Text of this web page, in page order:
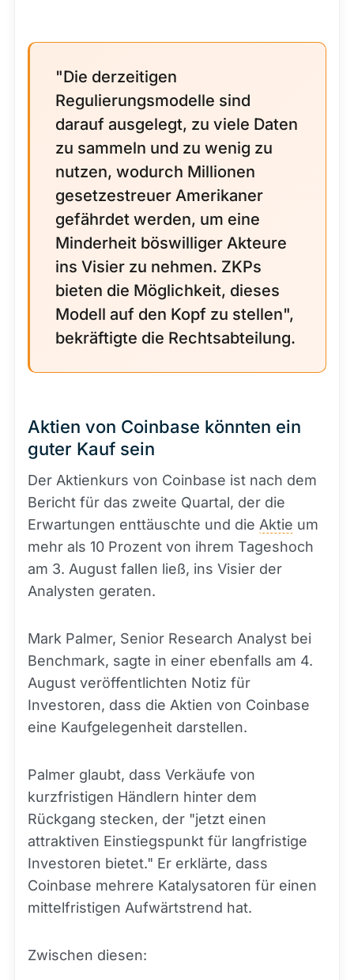
"Die derzeitigen
Regulierungsmodelle sind
darauf ausgelegt, zu viele Daten
zu sammeln und zu wenig zu
nutzen, wodurch Millionen
gesetzestreuer Amerikaner
gefährdet werden, um eine
Minderheit böswilliger Akteure
ins Visier zu nehmen. ZKPs
bieten die Möglichkeit, dieses
Modell auf den Kopf zu stellen",
bekräftigte die Rechtsabteilung.
Aktien von Coinbase könnten ein
guter Kauf sein
Der Aktienkurs von Coinbase ist nach dem
Bericht für das zweite Quartal, der die
Erwartungen enttäuschte und die Aktie um
mehr als 10 Prozent von ihrem Tageshoch
am 3. August fallen ließ, ins Visier der
Analysten geraten.
Mark Palmer, Senior Research Analyst bei
Benchmark, sagte in einer ebenfalls am 4.
August veröffentlichten Notiz für
Investoren, dass die Aktien von Coinbase
eine Kaufgelegenheit darstellen.
Palmer glaubt, dass Verkäufe von
kurzfristigen Händlern hinter dem
Rückgang stecken, der "jetzt einen
attraktiven Einstiegspunkt für langfristige
Investoren bietet." Er erklärte, dass
Coinbase mehrere Katalysatoren für einen
mittelfristigen Aufwärtstrend hat.
Zwischen diesen: